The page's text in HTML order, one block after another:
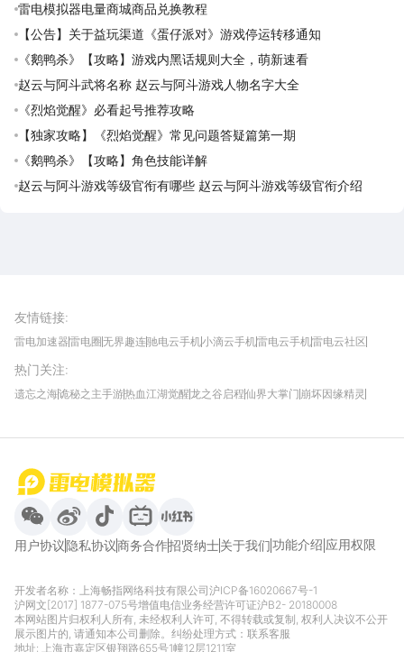
雷电模拟器电量商城商品兑换教程
【公告】关于益玩渠道《蛋仔派对》游戏停运转移通知
《鹅鸭杀》【攻略】游戏内黑话规则大全，萌新速看
赵云与阿斗武将名称 赵云与阿斗游戏人物名字大全
《烈焰觉醒》必看起号推荐攻略
【独家攻略】《烈焰觉醒》常见问题答疑篇第一期
《鹅鸭杀》【攻略】角色技能详解
赵云与阿斗游戏等级官衔有哪些 赵云与阿斗游戏等级官衔介绍
友情链接:
雷电加速器雷电圈无界趣连驰电云手机小滴云手机雷电云手机雷电云社区
我爱vr网华军软件园
热门关注:
遗忘之海诡秘之主手游热血江湖觉醒龙之谷启程仙界大掌门 崩坏因缘精灵
用户协议隐私协议商务合作招贤纳士关于我们功能介绍 应用权限
开发者名称：上海畅指网络科技有限公司沪ICP备16020667号-1
沪网文[2017] 1877-075号增值电信业务经营许可证沪B2- 20180008
本网站图片归权利人所有, 未经权利人许可, 不得转载或复制, 权利人决议不公开
展示图片的, 请通知本公司删除。纠纷处理方式： 联系客服
地址: 上海市嘉定区银翔路655号1幢12层1211室
首页
微信
微博 抖音 哔哩哔哩